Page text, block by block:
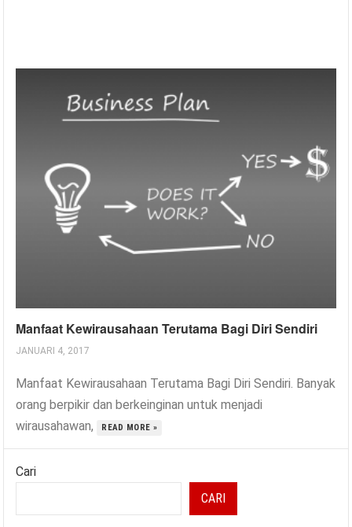
Manfaat Kewirausahaan Terutama Bagi Diri Sendiri
JANUARI 4, 2017
Manfaat Kewirausahaan Terutama Bagi Diri Sendiri. Banyak
orang berpikir dan berkeinginan untuk menjadi
wirausahawan,
READ MORE »
Cari
CARI